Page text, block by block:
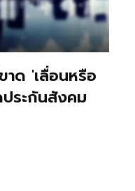
าด 'เลื่อนหรือ
ระกันสังคม